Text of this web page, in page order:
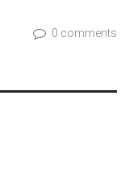
0 comments